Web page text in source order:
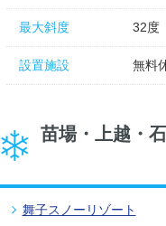
最大斜度 32度
設置施設 無料
苗場・上越・
舞子スノーリゾート